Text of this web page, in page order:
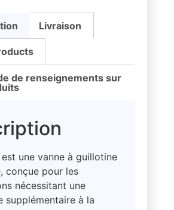
Livraison
de renseignements sur
une vanne à guillotine
conçue pour les
nécessitant une
supplémentaire à la